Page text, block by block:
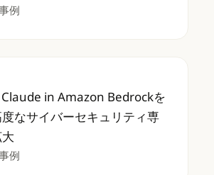
例
例
Claude in Amazon Bedrockを
in Amazon Bedrockを
なサイバーセキュリティ専
例
例